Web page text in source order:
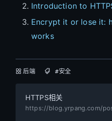
Introduction to
Encrypt it or lose it:
works
后端 #安全
HTTPS相关
https://blog.yrpang.com/